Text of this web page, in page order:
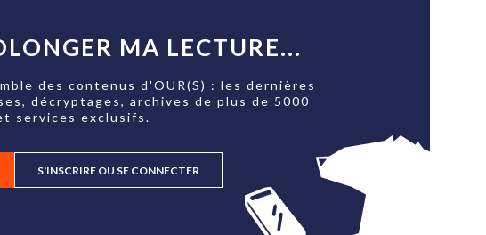
MA LECTURE...
des contenus d'OUR(S) : les dernières
décryptages, archives de plus de 5000
services exclusifs.
S'INSCRIRE OU SE CONNECTER